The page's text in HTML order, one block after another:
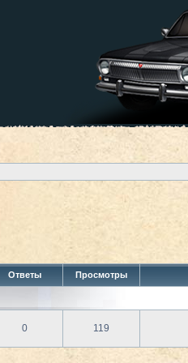
Ответы Просмотры
0 119